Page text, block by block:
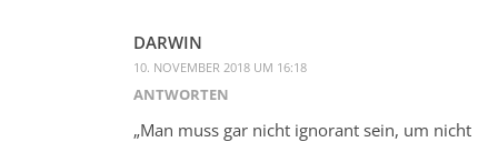
DARWIN
10. NOVEMBER 2018 UM 16:18
ANTWORTEN
„Man muss gar nicht ignorant sein, um nicht